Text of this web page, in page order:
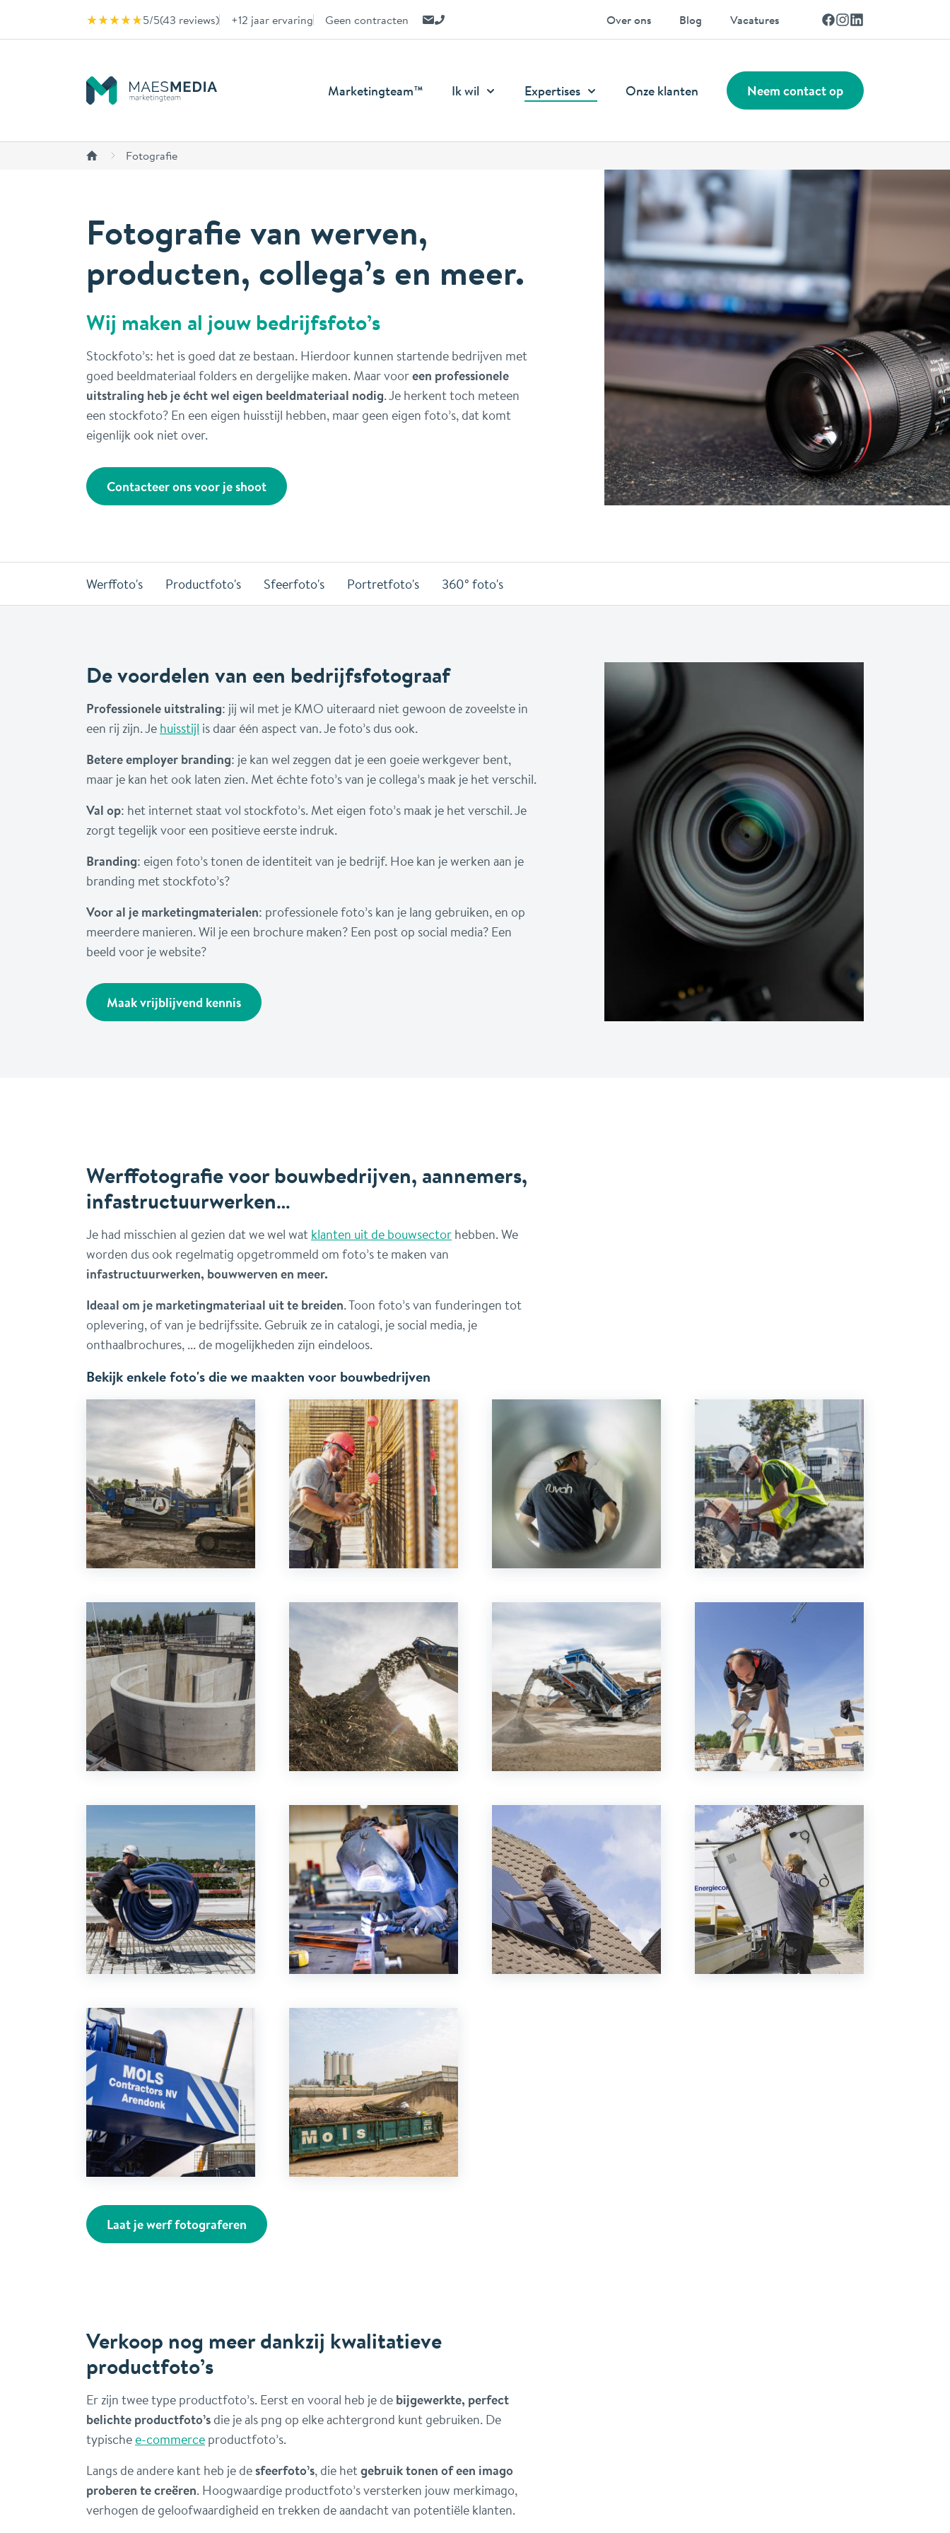
Marketingteam™ Ik wil Expertises Onze klanten Neem contact op
5/5(43 reviews) +12 jaar ervaring Geen contracten E-mail ons Over ons Blog Vacatures Facebook
Instagram
Fotografie
Fotografie van werven,
producten, collega’s en meer.
Wij maken al jouw bedrijfsfoto’s
Stockfoto’s: het is goed dat ze bestaan. Hierdoor kunnen startende bedrijven met
goed beeldmateriaal folders en dergelijke maken. Maar vooreen professionele
uitstraling heb je écht wel eigen beeldmateriaal nodig. Je herkent toch meteen
een stockfoto? En een eigen huisstijl hebben, maar geen eigen foto’s, dat komt
eigenlijk ook niet over.
Contacteer ons voor je shoot
Werffoto's Productfoto's Sfeerfoto's Portretfoto's 360° foto's
De voordelen van een bedrijfsfotograaf
Professionele uitstraling: jij wil met je KMO uiteraard niet gewoon de zoveelste in
een rij zijn. Jehuisstijl is daar één aspect van. Je foto’s dus ook.
Betere employer branding: je kan wel zeggen dat je een goeie werkgever bent,
maar je kan het ook laten zien. Met échte foto’s van je collega’s maak je het verschil.
Val op: het internet staat vol stockfoto’s. Met eigen foto’s maak je het verschil. Je
zorgt tegelijk voor een positieve eerste indruk.
Branding: eigen foto’s tonen de identiteit van je bedrijf. Hoe kan je werken aan je
branding met stockfoto’s?
Voor al je marketingmaterialen: professionele foto’s kan je lang gebruiken, en op
meerdere manieren. Wil je een brochure maken? Een post op social media? Een
beeld voor je website?
Maak vrijblijvend kennis
Werffotografie voor bouwbedrijven, aannemers,
infastructuurwerken…
Je had misschien al gezien dat we wel watklanten uit de bouwsectorhebben. We
worden dus ook regelmatig opgetrommeld om foto’s te maken van
infastructuurwerken, bouwwerven en meer.
Ideaal om je marketingmateriaal uit te breiden. Toon foto’s van funderingen tot
oplevering, of van je bedrijfssite. Gebruik ze in catalogi, je social media, je
onthaalbrochures, ... de mogelijkheden zijn eindeloos.
Bekijk enkele foto's die we maakten voor bouwbedrijven
Laat je werf fotograferen
Verkoop nog meer dankzij kwalitatieve
productfoto’s
Er zijn twee type productfoto’s. Eerst en vooral heb je debijgewerkte, perfect
belichte productfoto’sdie je als png op elke achtergrond kunt gebruiken. De
typischee-commerceproductfoto’s.
Langs de andere kant heb je desfeerfoto’s, die hetgebruik tonen of een imago
proberen te creëren. Hoogwaardige productfoto’s versterken jouw merkimago,
verhogen de geloofwaardigheid en trekken de aandacht van potentiële klanten.